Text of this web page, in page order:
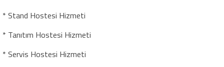
* Stand Hostesi Hizmeti
* Tanıtım Hostesi Hizmeti
* Servis Hostesi Hizmeti